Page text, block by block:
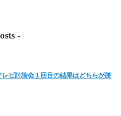
-
レビ討論会１回目の結果はどちらが勝